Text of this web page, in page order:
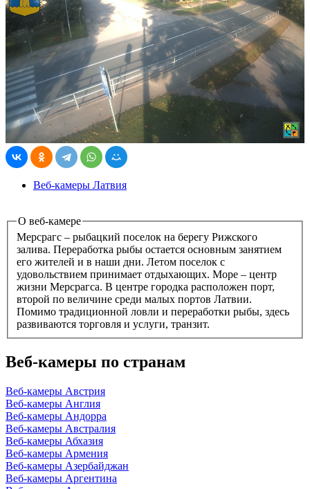
Веб-камеры Латвия
О веб-камере
Мерсрагс – рыбацкий поселок на берегу Рижского
залива. Переработка рыбы остается основным занятием
его жителей и в наши дни. Летом поселок с
удовольствием принимает отдыхающих. Море – центр
жизни Мерсрагса. В центре городка расположен порт,
второй по величине среди малых портов Латвии.
Помимо традиционной ловли и переработки рыбы, здесь
развиваются торговля и услуги, транзит.
Веб-камеры по странам
Веб-камеры Австрия
Веб-камеры Англия
Веб-камеры Андорра
Веб-камеры Австралия
Веб-камеры Абхазия
Веб-камеры Армения
Веб-камеры Азербайджан
Веб-камеры Аргентина